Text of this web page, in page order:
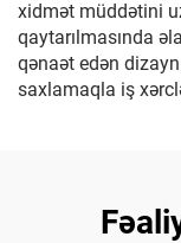
xidmət müddətini
qaytarılmasında
qənaət edən
saxlamaqla iş